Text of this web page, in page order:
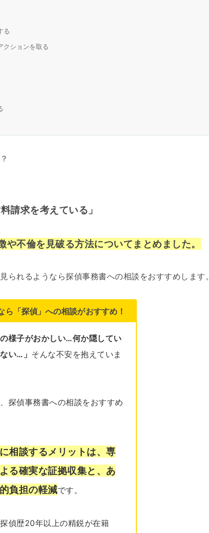
る
ションを取る
請求を考えている」
や不倫を見破る方法についてまとめました。
られるようなら探偵事務書への相談をおすすめします。
ら「探偵」への相談がおすすめ！
の様子がおかしい…何か隠してい
い…」 そんな不安を抱えていま
探偵事務書への相談をおすすめ
相談するメリットは、専
る確実な証拠収集と、あ
負担の軽減です。
偵歴20年以上の精鋭が在籍